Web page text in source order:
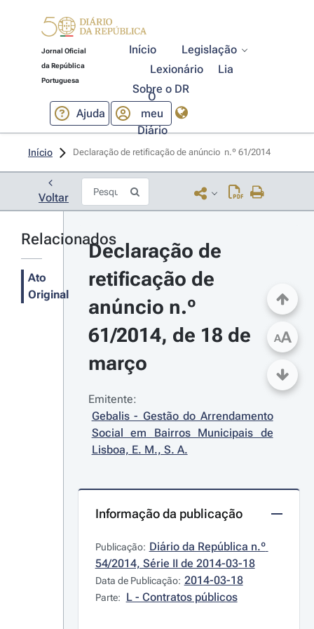
Jornal Oficial
da República
Portuguesa
Início
Legislação
Lexionário
Lia
Sobre o DR
Ajuda
O
meu
Diário
Início Declaração de retificação de anúncio  n.º 61/2014
Voltar
Relacionados
Ato
Original
Declaração de
retificação de
anúncio n.º
61/2014, de 18 de
março
Emitente:
Gebalis - Gestão do Arrendamento
Social em Bairros Municipais de
Lisboa, E. M., S. A.
Informação da publicação
Publicação: Diário da República n.º
54/2014, Série II de 2014-03-18
Data de Publicação: 2014-03-18
Parte: L - Contratos públicos
AA